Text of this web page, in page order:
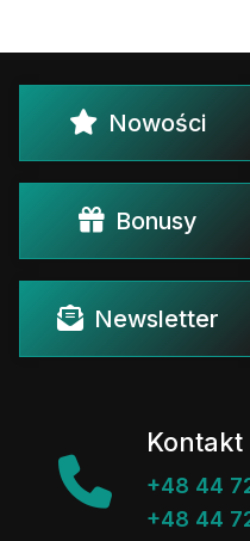
Nowości
Bonusy
Newsletter
+48 44
+48 44